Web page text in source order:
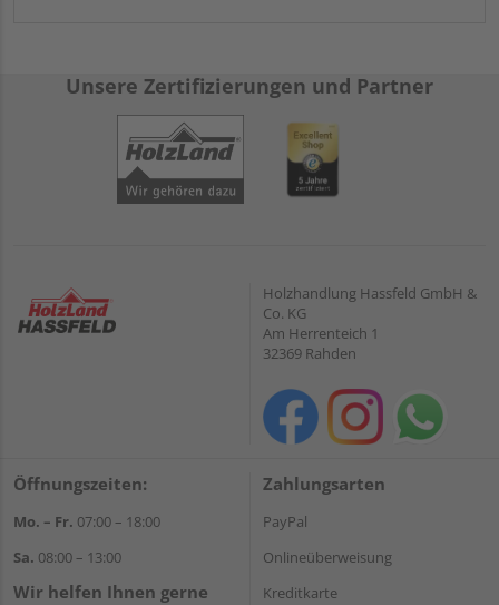
Unsere Zertifizierungen und Partner
Holzhandlung Hassfeld GmbH &
Co. KG
Am Herrenteich 1
32369 Rahden
Öffnungszeiten:
Mo. – Fr. 07:00 – 18:00
Sa. 08:00 – 13:00
Wir helfen Ihnen gerne
Zahlungsarten
PayPal
Onlineüberweisung
Kreditkarte